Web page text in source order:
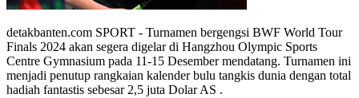
detakbanten.com SPORT - Turnamen bergengsi BWF World Tour
Finals 2024 akan segera digelar di Hangzhou Olympic Sports
Centre Gymnasium pada 11-15 Desember mendatang. Turnamen ini
menjadi penutup rangkaian kalender bulu tangkis dunia dengan total
hadiah fantastis sebesar 2,5 juta Dolar AS .